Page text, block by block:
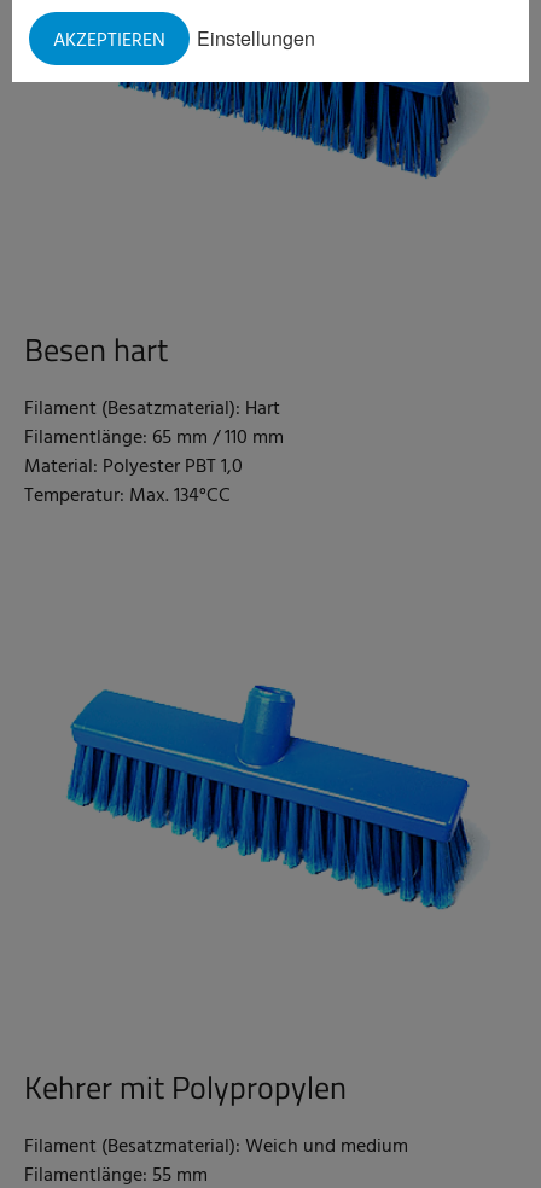
Einstellungen
AKZEPTIEREN
Besen hart
Filament (Besatzmaterial): Hart
Filamentlänge: 65 mm / 110 mm
Material: Polyester PBT 1,0
Temperatur: Max. 134°CC
Kehrer mit Polypropylen
Filament (Besatzmaterial): Weich und medium
Filamentlänge: 55 mm